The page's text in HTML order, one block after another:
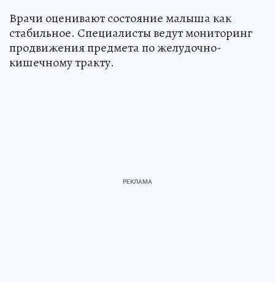
Врачи оценивают состояние малыша как
стабильное. Специалисты ведут мониторинг
продвижения предмета по желудочно-
кишечному тракту.